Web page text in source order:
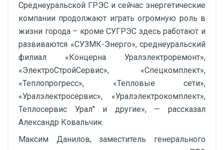
Среднеуральской ГРЭС и сейчас энергетические
компании продолжают играть огромную роль в
жизни города – кроме СУГРЭС здесь работают и
развиваются «СУЗМК-Энерго», среднеуральский
филиал «Концерна Уралэлектроремонт»,
«ЭлектроСтройСервис», «Спецкомплект»,
«Теплопрогресс», «Тепловые сети»,
«Уралэлектросервис», «Уралэлектрокомплект»,
Теплосервис Урал" и другие», — рассказал
Александр Ковальчик.
Максим Данилов, заместитель генерального